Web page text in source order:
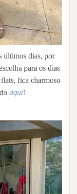
últimos dias, por
para os dias
fica charmoso
aqui!